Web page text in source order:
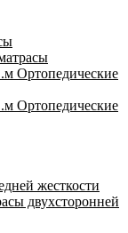
Ортопедические
Ортопедические
жесткости
двухсторонней